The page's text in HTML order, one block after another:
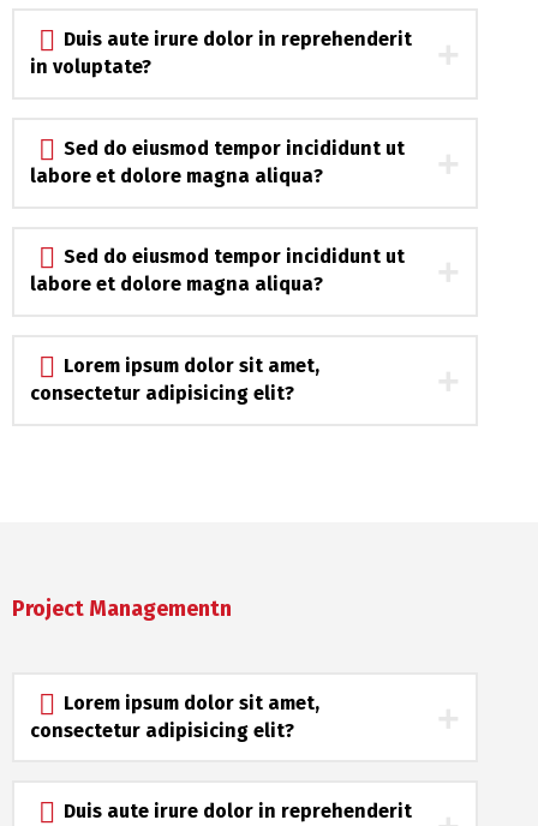
Duis aute irure dolor in reprehenderit
in voluptate?
Sed do eiusmod tempor incididunt ut
labore et dolore magna aliqua?
Sed do eiusmod tempor incididunt ut
labore et dolore magna aliqua?
Lorem ipsum dolor sit amet,
consectetur adipisicing elit?
Project Managementn
Lorem ipsum dolor sit amet,
consectetur adipisicing elit?
Duis aute irure dolor in reprehenderit